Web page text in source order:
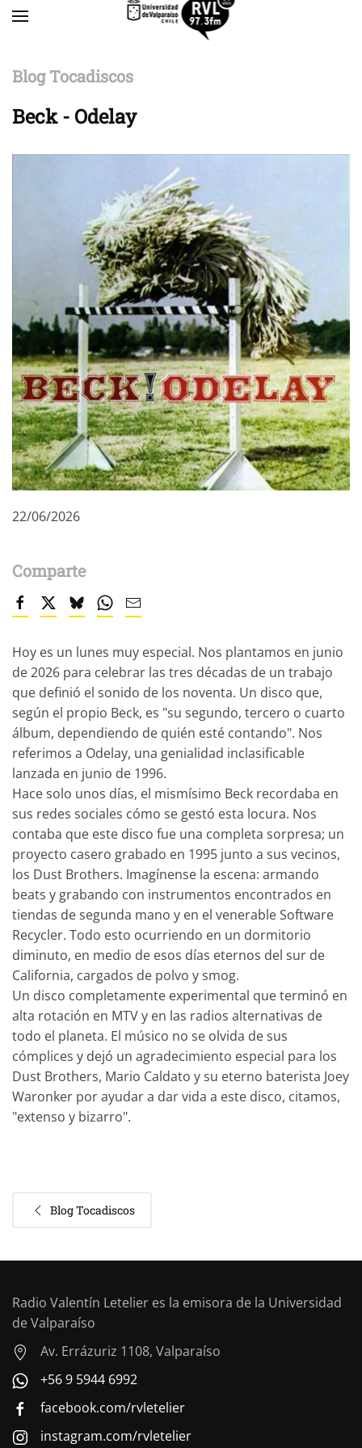
Blog Tocadiscos
Beck - Odelay
22/06/2026
Comparte
Hoy es un lunes muy especial. Nos plantamos en junio
de 2026 para celebrar las tres décadas de un trabajo
que definió el sonido de los noventa. Un disco que,
según el propio Beck, es "su segundo, tercero o cuarto
álbum, dependiendo de quién esté contando". Nos
referimos a Odelay, una genialidad inclasificable
lanzada en junio de 1996.
Hace solo unos días, el mismísimo Beck recordaba en
sus redes sociales cómo se gestó esta locura. Nos
contaba que este disco fue una completa sorpresa; un
proyecto casero grabado en 1995 junto a sus vecinos,
los Dust Brothers. Imagínense la escena: armando
beats y grabando con instrumentos encontrados en
tiendas de segunda mano y en el venerable Software
Recycler. Todo esto ocurriendo en un dormitorio
diminuto, en medio de esos días eternos del sur de
California, cargados de polvo y smog.
Un disco completamente experimental que terminó en
alta rotación en MTV y en las radios alternativas de
todo el planeta. El músico no se olvida de sus
cómplices y dejó un agradecimiento especial para los
Dust Brothers, Mario Caldato y su eterno baterista Joey
Waronker por ayudar a dar vida a este disco, citamos,
"extenso y bizarro".
Blog Tocadiscos
Radio Valentín Letelier es la emisora de la Universidad
de Valparaíso
Av. Errázuriz 1108, Valparaíso
+56 9 5944 6992
facebook.com/rvletelier
instagram.com/rvletelier